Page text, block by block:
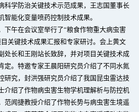
科学防治关键技术示范成果，王志国董事长
能化变量喷药控制技术成果。
下午在会议室举行了“粮食作物重大病虫害
关键技术成果汇报和专家研讨。会上黄文
处长和王刚站长致辞，并对项目关键技术成
定。特邀专家王晨阳研究员介绍了不同水氮
研究，封洪强研究员介绍了我国昆虫雷达技
介绍了作物病虫害生物学机理解析与防控机
范闻捷教授介绍了作物长势与病虫害生境遥